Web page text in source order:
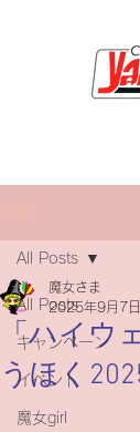
All Posts
キャンペーン
イベント
魔女girl
All Posts
「ハイウ
うほく
魔女さま
2025年9月7日